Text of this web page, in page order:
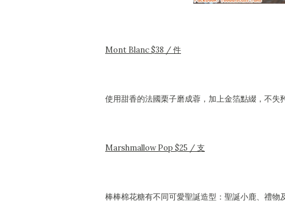
Mont Blanc $38 / 件
使用甜香的法國栗子磨成蓉，加上金箔點綴，不失
Marshmallow Pop $25 / 支
棒棒棉花糖有不同可愛聖誕造型：聖誕小鹿、禮物